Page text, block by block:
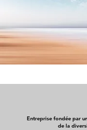
Entreprise fondée par
de la